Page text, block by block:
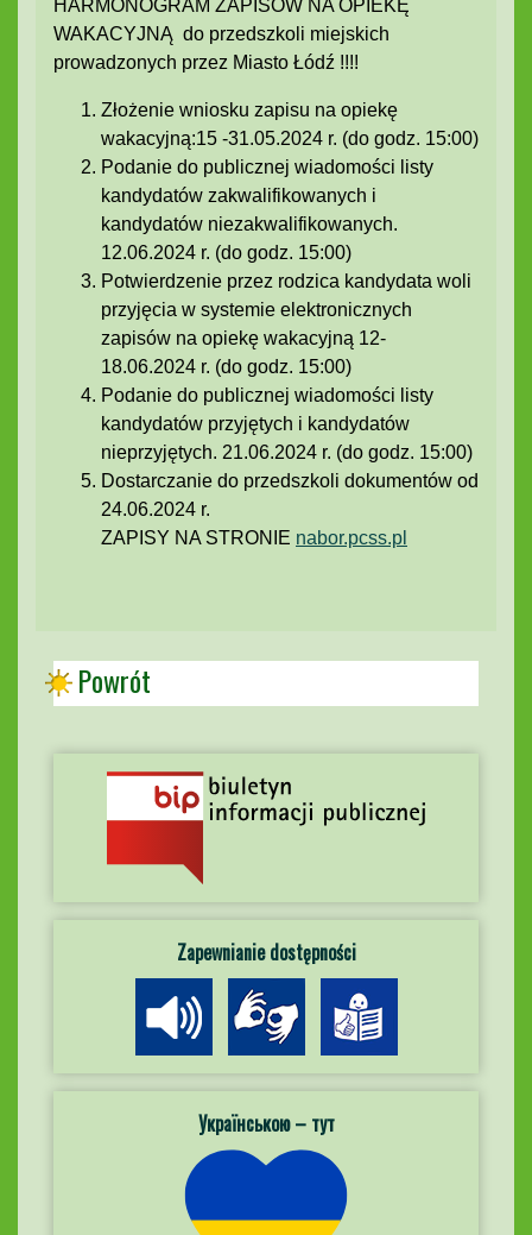
HARMONOGRAM ZAPISÓW NA OPIEKĘ
WAKACYJNĄ do przedszkoli miejskich
prowadzonych przez Miasto Łódź !!!!
Złożenie wniosku zapisu na opiekę
wakacyjną:15 -31.05.2024 r. (do godz. 15:00)
Podanie do publicznej wiadomości listy
kandydatów zakwalifikowanych i
kandydatów niezakwalifikowanych.
12.06.2024 r. (do godz. 15:00)
Potwierdzenie przez rodzica kandydata woli
przyjęcia w systemie elektronicznych
zapisów na opiekę wakacyjną 12-
18.06.2024 r. (do godz. 15:00)
Podanie do publicznej wiadomości listy
kandydatów przyjętych i kandydatów
nieprzyjętych. 21.06.2024 r. (do godz. 15:00)
Dostarczanie do przedszkoli dokumentów od
24.06.2024 r.
ZAPISY NA STRONIE nabor.pcss.pl
Powrót
Zapewnianie dostępności
Українською – тут